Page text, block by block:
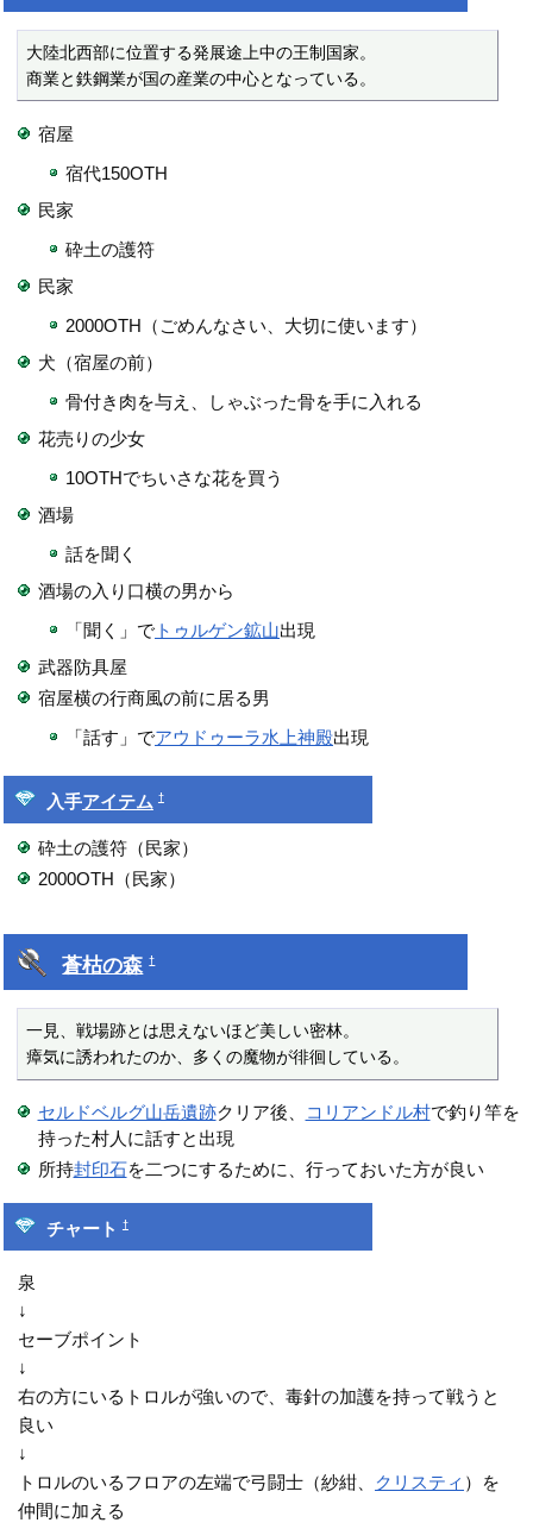
大陸北西部に位置する発展途上中の王制国家。
商業と鉄鋼業が国の産業の中心となっている。
宿屋
宿代150OTH
民家
砕土の護符
民家
2000OTH（ごめんなさい、大切に使います）
犬（宿屋の前）
骨付き肉を与え、しゃぶった骨を手に入れる
花売りの少女
10OTHでちいさな花を買う
酒場
話を聞く
酒場の入り口横の男から
「聞く」で トゥルゲン鉱山出現
武器防具屋
宿屋横の行商風の前に居る男
「話す」でアウドゥーラ水上神殿出現
入手アイテム †
砕土の護符（民家）
2000OTH（民家）
蒼枯の森 †
一見、戦場跡とは思えないほど美しい密林。
瘴気に誘われたのか、多くの魔物が徘徊している。
セルドベルグ山岳遺跡クリア後、 コリアンドル村で釣り竿を
持った村人に話すと出現
所持封印石を二つにするために、行っておいた方が良い
チャート †
泉
↓
セーブポイント
↓
右の方にいるトロルが強いので、毒針の加護を持って戦うと
良い
↓
トロルのいるフロアの左端で弓闘士（紗紺、
クリスティ ）を
仲間に加える